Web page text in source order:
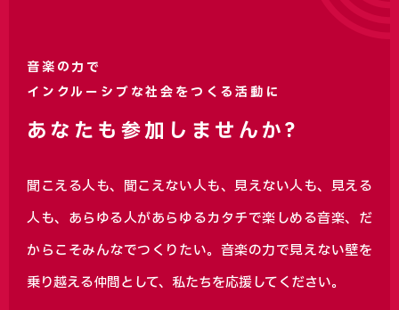
音楽の力で
インクルーシブな社会をつくる活動に
あなたも参加しませんか?
聞こえる人も、聞こえない人も、見えない人も、見える
人も、あらゆる人があらゆるカタチで楽しめる音楽、 だ
からこそみんなでつくりたい。音楽の力で見えない壁を
乗り越える仲間として、私たちを応援してください。